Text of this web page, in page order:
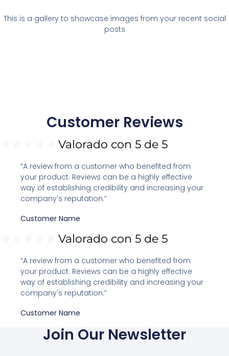
This is a gallery to showcase images from your recent social
posts
Customer Reviews
Valorado con 5 de 5
“A review from a customer who benefited from
your product. Reviews can be a highly effective
way of establishing credibility and increasing your
company's reputation.”
Customer Name
Valorado con 5 de 5
“A review from a customer who benefited from
your product. Reviews can be a highly effective
way of establishing credibility and increasing your
company's reputation.”
Customer Name
Join Our Newsletter